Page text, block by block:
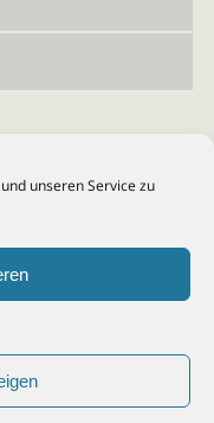
unseren Service zu